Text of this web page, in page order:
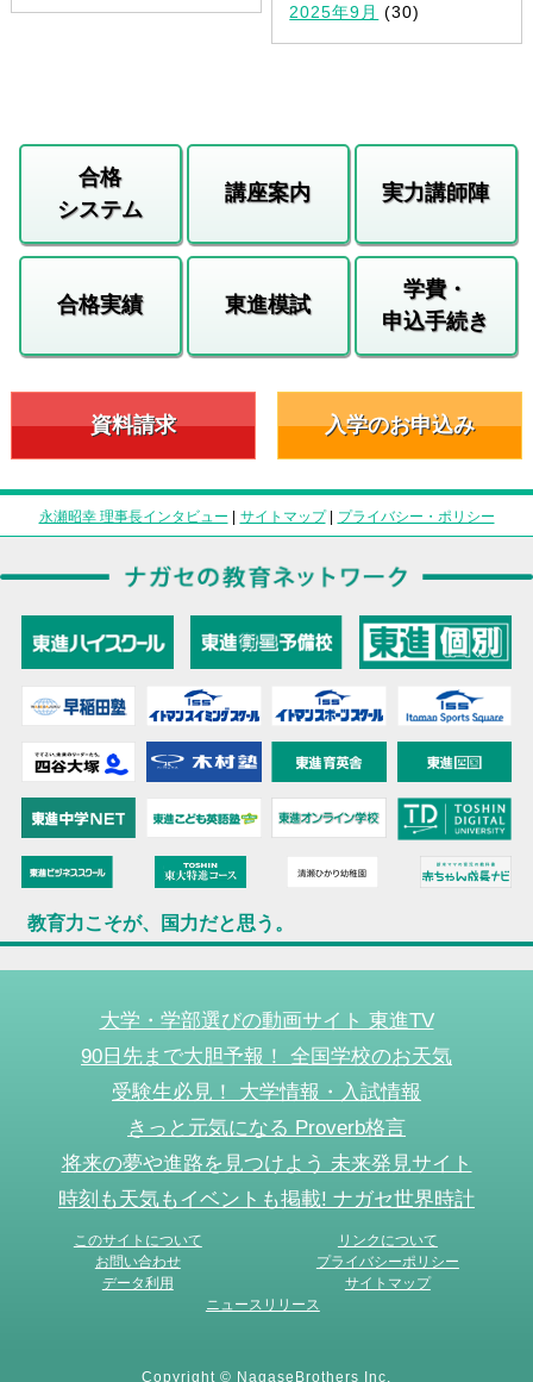
2025年9月 (30)
合格
システム
講座案内 実力講師陣
合格実績 東進模試
学費・
申込手続き
資料請求 入学のお申込み
永瀬昭幸 理事長インタビュー | サイトマップ| プライバシー・ポリシー
教育力こそが、国力だと思う。
大学・学部選びの動画サイト 東進TV
90日先まで大胆予報！ 全国学校のお天気
受験生必見！ 大学情報・入試情報
きっと元気になる Proverb格言
将来の夢や進路を見つけよう 未来発見サイト
時刻も天気もイベントも掲載! ナガセ世界時計
このサイトについて
リンクについて
お問い合わせ
プライバシーポリシー
データ利用
サイトマップ
ニュースリリース
Copyright © NagaseBrothers Inc.